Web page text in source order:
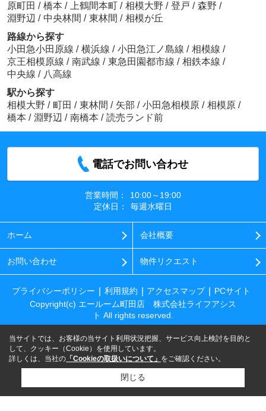
原町田 / 橋本 / 上鶴間本町 / 相模大野 / 登戸 / 森野 /
淵野辺 / 中央林間 / 東林間 / 相模が丘
路線から探す
小田急小田原線 / 横浜線 / 小田急江ノ島線 / 相模線 /
京王相模原線 / 南武線 / 東急田園都市線 / 相鉄本線 /
中央線 / 八高線
駅から探す
相模大野 / 町田 / 東林間 / 矢部 / 小田急相模原 / 相模原 /
橋本 / 淵野辺 / 南橋本 / 読売ランド前
電話でお問い合わせ
営業時間：
10:00～19:00
定休日：
毎週水曜日
ホーム 会社概要
お問い合わせ 物件リクエスト
プライバシーポリシー 利用規約 アクセスマップ
PCサイト
Copyright(c) エールーム町田店 株式会社ライフアシス
ト All rights reserved.
当サイトでは、お客様の当サイト利用状況把握、サービス向上検討を目的と
して、クッキー（Cookie）を使用しています。
詳しくは、当社の 「Cookieの取扱いについて」 をご確認ください。
閉じる